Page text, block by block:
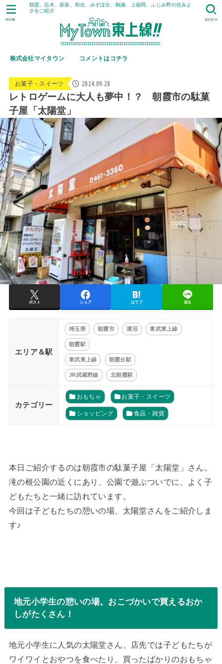
朝霞、志木、新座、和光、みずほ台、鶴瀬、上福岡、ふじみ野の住みよ
さをご紹介
株式会社マイタウン コメントはコチラ
SEARCH
MENU
お菓子・スイーツ 2024.09.28
レトロゲームに大人も夢中！？ 朝霞市の駄菓
子屋「太陽堂」
ポスト シェア はてブ 送る
エリア＆駅
埼玉県 朝霞市 溝沼 東武東上線
朝霞駅
東武東上線 朝霞台駅
JR武蔵野線 北朝霞駅
カテゴリー
おもちゃ お菓子・スイーツ
ショッピング 食品・雑貨
本日ご紹介するのは朝霞市の駄菓子屋「太陽堂」さん。
滝の根公園の近くにあり、公園で遊ぶついでに、よく子
どもたちと一緒に訪れています。
今回は子どもたちの憩いの場、太陽堂さんをご紹介しま
す♪
地元小学生の憩いの場。おこづかいで買えるおか
しがたくさん！
地元小学生に人気の太陽堂さん、店先では子どもたちが
ワイワイとおやつを食べたり、買ったばかりのおもちゃ